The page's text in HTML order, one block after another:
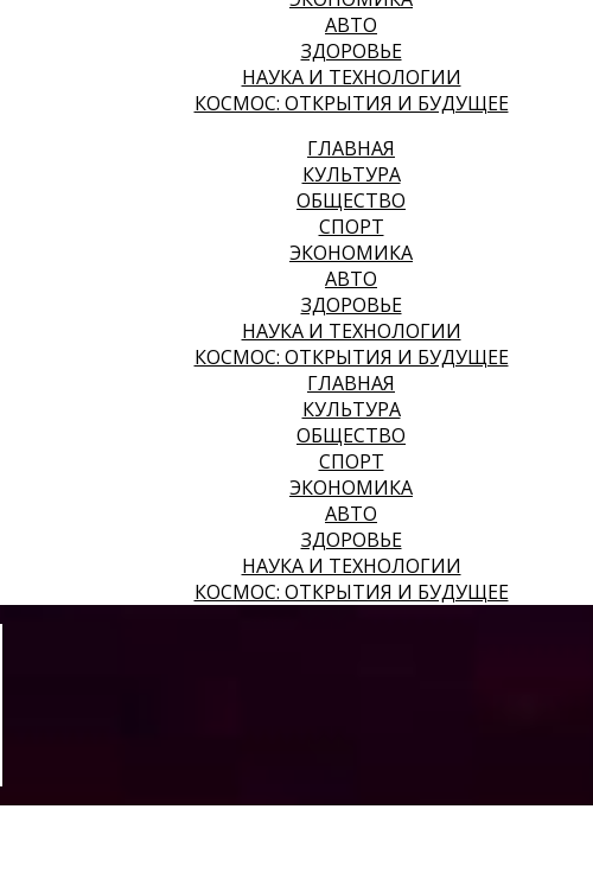
АВТО
ЗДОРОВЬЕ
НАУКА И ТЕХНОЛОГИИ
КОСМОС: ОТКРЫТИЯ И БУДУЩЕЕ
ГЛАВНАЯ
КУЛЬТУРА
ОБЩЕСТВО
СПОРТ
ЭКОНОМИКА
АВТО
ЗДОРОВЬЕ
НАУКА И ТЕХНОЛОГИИ
КОСМОС: ОТКРЫТИЯ И БУДУЩЕЕ
ГЛАВНАЯ
КУЛЬТУРА
ОБЩЕСТВО
СПОРТ
ЭКОНОМИКА
АВТО
ЗДОРОВЬЕ
НАУКА И ТЕХНОЛОГИИ
КОСМОС: ОТКРЫТИЯ И БУДУЩЕЕ